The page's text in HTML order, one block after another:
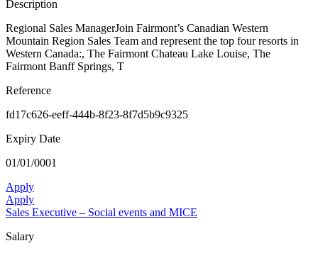
Description
Regional Sales ManagerJoin Fairmont’s Canadian Western
Mountain Region Sales Team and represent the top four resorts in
Western Canada:, The Fairmont Chateau Lake Louise, The
Fairmont Banff Springs, T
Reference
fd17c626-eeff-444b-8f23-8f7d5b9c9325
Expiry Date
01/01/0001
Apply
Apply
Sales Executive – Social events and MICE
Salary